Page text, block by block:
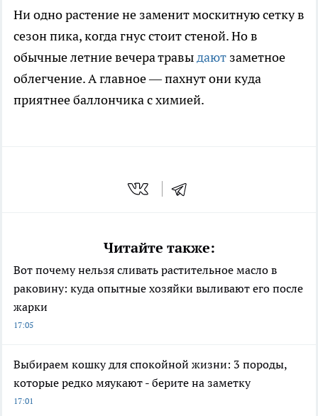
Ни одно растение не заменит москитную сетку в
сезон пика, когда гнус стоит стеной. Но в
обычные летние вечера травыдают заметное
облегчение. А главное — пахнут они куда
приятнее баллончика с химией.
Читайте также:
Вот почему нельзя сливать растительное масло в
раковину: куда опытные хозяйки выливают его после
жарки
17:05
Выбираем кошку для спокойной жизни: 3 породы,
которые редко мяукают - берите на заметку
17:01